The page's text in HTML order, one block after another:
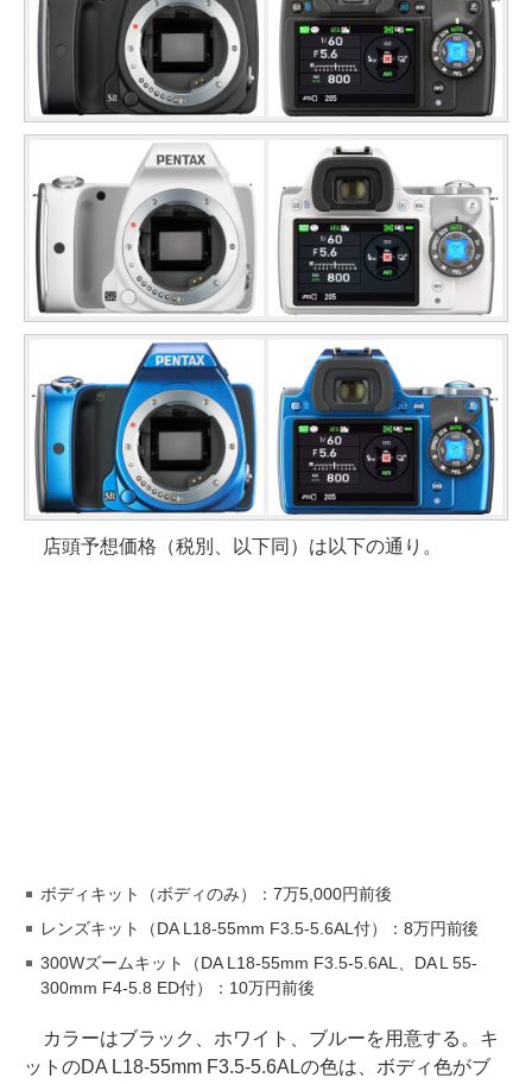
店頭予想価格（税別、以下同）は以下の通り。
ボディキット（ボディのみ）：7万5,000円前後
レンズキット（DA L18-55mm F3.5-5.6AL付）：8万円前後
300Wズームキット（DA L18-55mm F3.5-5.6AL、DA L 55-
300mm F4-5.8 ED付）：10万円前後
カラーはブラック、ホワイト、ブルーを用意する。キ
ットのDA L18-55mm F3.5-5.6ALの色は、ボディ色がブ